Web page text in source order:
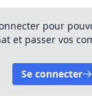
pour
et passer vos
Se connecter